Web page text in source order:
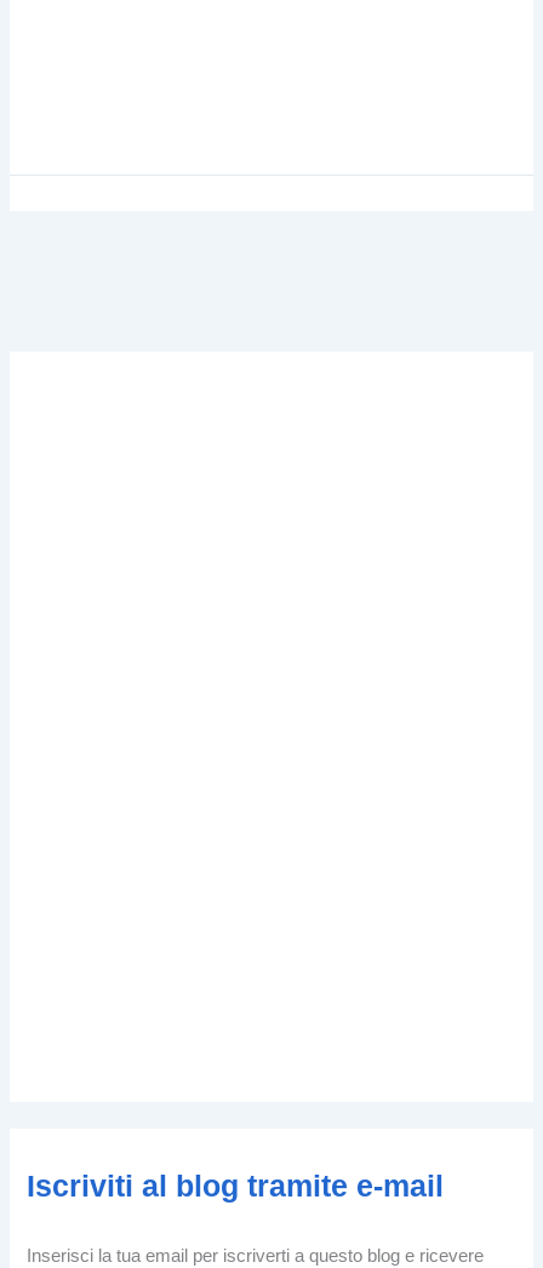
Iscriviti al blog tramite e-mail
Inserisci la tua email per iscriverti a questo blog e ricevere